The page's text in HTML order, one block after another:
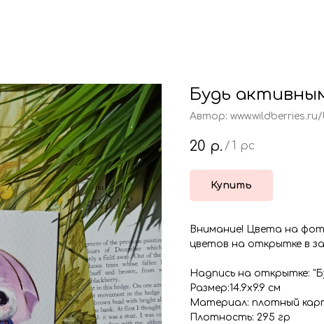
Будь
Автор:
20 р. / 1 pc
Купить
Внимание! Цвета на
цветов на открытке в
Надпись на открытке:
Размер:14.9х9.9 см
Материал: плотный
Плотность: 295 гр